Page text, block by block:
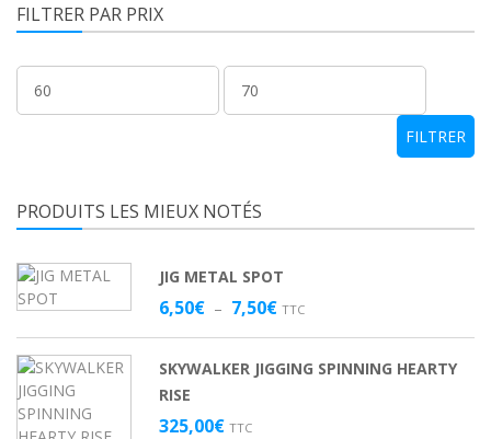
FILTRER PAR PRIX
Prix
min
Prix
max
FILTRER
PRODUITS LES MIEUX NOTÉS
JIG METAL SPOT
6,50€ – 7,50€Plage
6,50€
TTC
SKYWALKER JIGGING SPINNING HEARTY
RISE
325,00€ TTC